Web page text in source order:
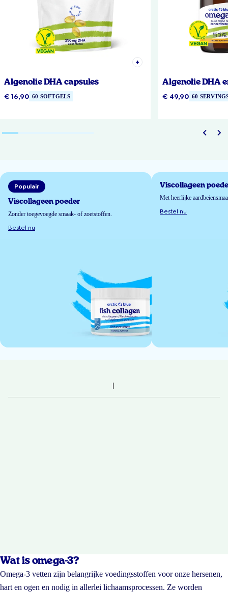
Algenolie DHA capsules
€ 16,90 60 SOFTGELS
Algenolie DHA
€ 49,90 60
Populair
Viscollageen poeder
Zonder toegevoegde smaak- of zoetstoffen.
Bestel nu
Viscollageen
Met heerlijke
Bestel nu
Wat is omega-3?
Omega-3 vetten zijn belangrijke voedingsstoffen voor onze hersenen,
hart en ogen en nodig in allerlei lichaamsprocessen. Ze worden